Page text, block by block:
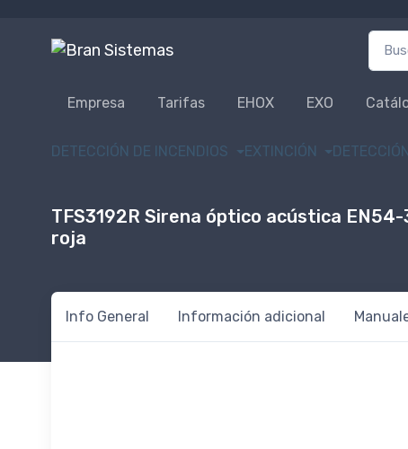
Buscar
Empresa Tarifas EHOX EXO
DETECCIÓN DE INCENDIOS EXTINCIÓN
TFS3192R Sirena óptico acústica
roja
Info General Información adicional